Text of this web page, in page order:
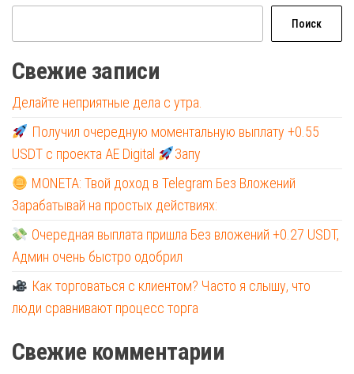
Поиск
Свежие записи
Делайте неприятные дела с утра.
Получил очередную моментальную выплату +0.55
USDT с проекта AE Digital
Запу
MONETA: Твой доход в Telegram Без Вложений
Зарабатывай на простых действиях:
Очередная выплата пришла Без вложений +0.27 USDT,
Админ очень быстро одобрил
Как торговаться с клиентом? Часто я слышу, что
люди сравнивают процесс торга
Свежие комментарии